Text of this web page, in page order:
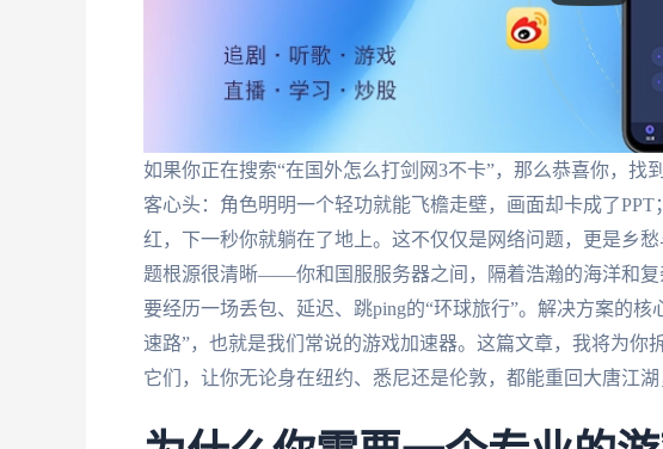
如果你正在搜索“在国外怎么打剑网3不卡”，那么恭喜你，找
客心头：角色明明一个轻功就能飞檐走壁，画面却卡成了
红，下一秒你就躺在了地上。这不仅仅是网络问题，更是乡愁
题根源很清晰——你和国服服务器之间，隔着浩瀚的海洋和
要经历一场丢包、延迟、跳ping的“环球旅行”。解决方案的
速路”，也就是我们常说的游戏加速器。这篇文章，我将为你
它们，让你无论身在纽约、悉尼还是伦敦，都能重回大唐江湖